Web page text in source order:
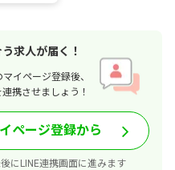
求人が届く！
イページ登録後、
携させましょう！
ページ登録から
にLINE連携画面に進みます